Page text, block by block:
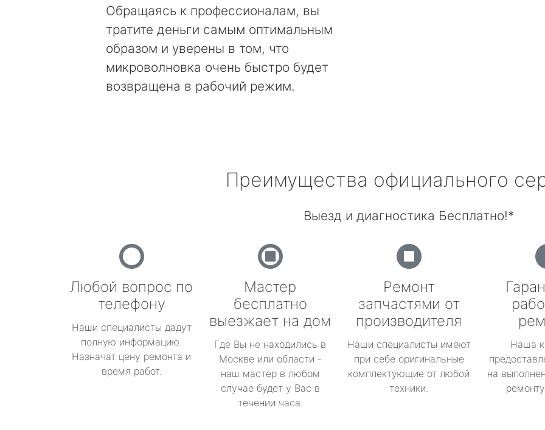
Обращаясь к профессионалам, вы
тратите деньги самым оптимальным
образом и уверены в том, что
микроволновка очень быстро будет
возвращена в рабочий режим.
Преимущества официального
Выезд и диагностика Бесплатно!*
Любой вопрос по
телефону
Наши специалисты дадут
полную информацию.
Назначат цену ремонта и
время работ.
Мастер
бесплатно
выезжает на дом
Где Вы не находились в
Москве или области -
наш мастер в любом
случае будет у Вас в
течении часа.
Ремонт
запчастями от
производителя
Наши специалисты имеют
при себе оригинальные
комплектующие от любой
техники.
Наша
на